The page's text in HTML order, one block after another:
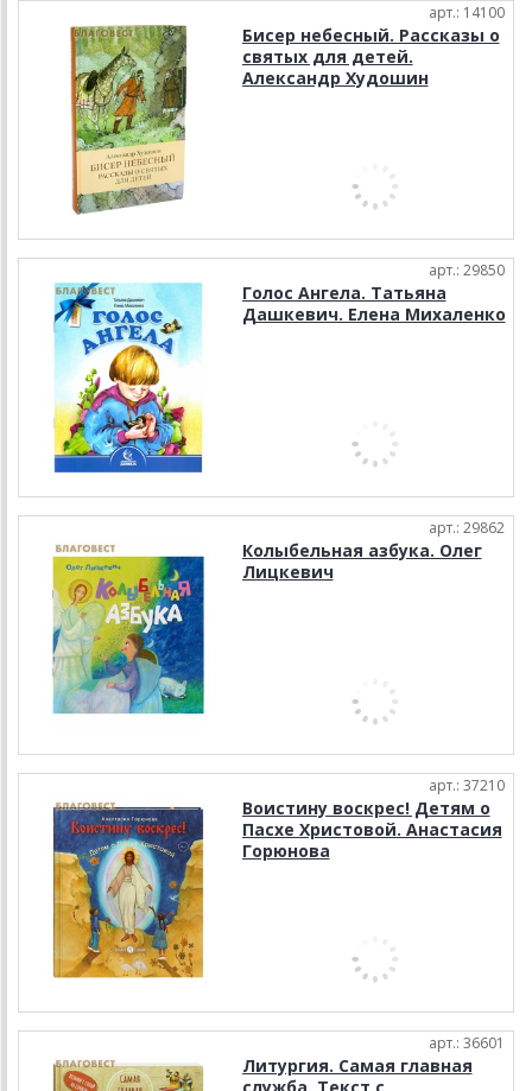
арт.: 14100
Бисер небесный. Рассказы о
святых для детей.
Александр Худошин
арт.: 29850
Голос Ангела. Татьяна
Дашкевич. Елена Михаленко
арт.: 29862
Колыбельная азбука. Олег
Лицкевич
арт.: 37210
Воистину воскрес! Детям о
Пасхе Христовой. Анастасия
Горюнова
арт.: 36601
Литургия. Самая главная